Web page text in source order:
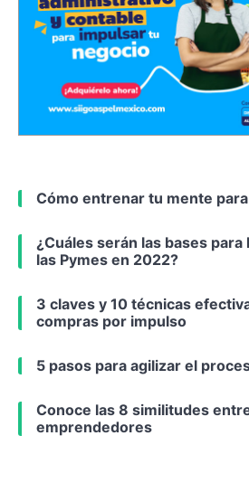
Cómo entrenar tu mente
¿Cuáles serán las bases
las Pymes en 2022?
3 claves y 10 técnicas
compras por impulso
5 pasos para agilizar el
Conoce las 8 similitudes
emprendedores